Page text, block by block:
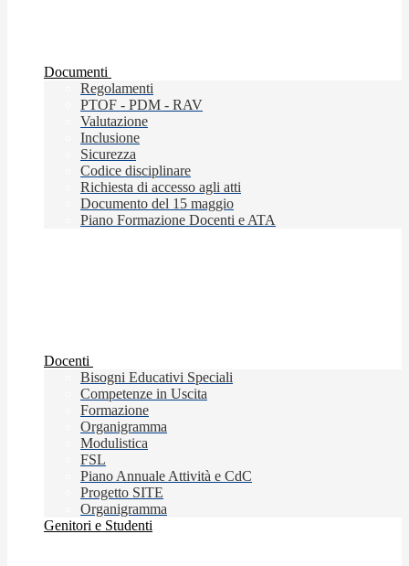
Documenti
Regolamenti
PTOF - PDM - RAV
Valutazione
Inclusione
Sicurezza
Codice disciplinare
Richiesta di accesso agli atti
Documento del 15 maggio
Piano Formazione Docenti e ATA
Docenti
Bisogni Educativi Speciali
Competenze in Uscita
Formazione
Organigramma
Modulistica
FSL
Piano Annuale Attività e CdC
Progetto SITE
Organigramma
Genitori e Studenti